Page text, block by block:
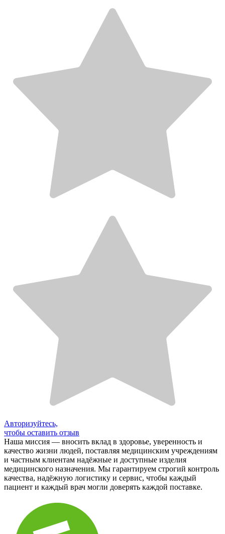
Авторизуйтесь,
чтобы оставить отзыв
Наша миссия — вносить вклад в здоровье, уверенность и
качество жизни людей, поставляя медицинским учреждениям
и частным клиентам надёжные и доступные изделия
медицинского назначения. Мы гарантируем строгий контроль
качества, надёжную логистику и сервис, чтобы каждый
пациент и каждый врач могли доверять каждой поставке.